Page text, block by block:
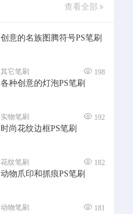
查看全部
创意的名族图腾符号PS笔刷
其它笔刷 198
各种创意的灯泡PS笔刷
实物笔刷 192
时尚花纹边框PS笔刷
花纹笔刷 182
动物爪印和抓痕PS笔刷
动物笔刷 181